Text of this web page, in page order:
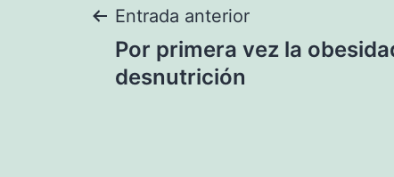
Navegación
de
Entrada anterior
Por primera vez la
desnutrición